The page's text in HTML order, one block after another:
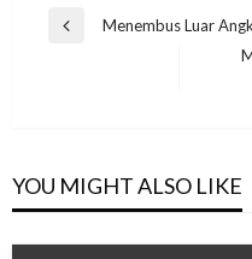
Post
Previous
Menembus Luar
YOU MIGHT ALSO LIKE